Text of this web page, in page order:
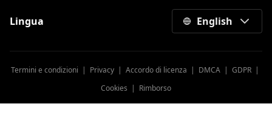
Lingua English
Termini e condizioni | Privacy | Accordo di licenza | DMCA | GDPR |
Cookies | Rimborso